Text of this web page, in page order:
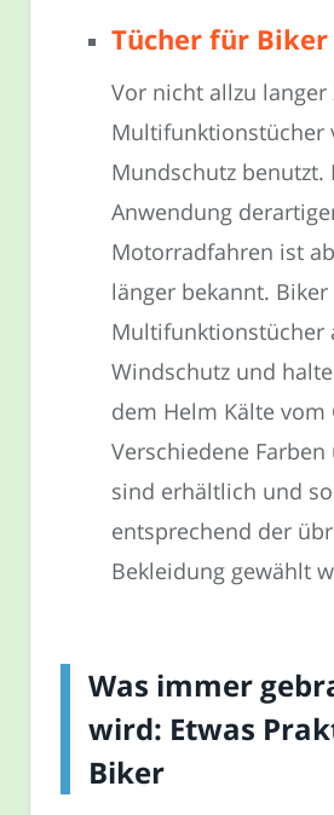
Tücher für Biker
Vor nicht allzu langer
Multifunktionstücher
Mundschutz benutzt.
Anwendung
Motorradfahren ist
länger bekannt. Biker
Multifunktionstücher
Windschutz und
dem Helm Kälte vom
Verschiedene
sind erhältlich und
entsprechend der
Bekleidung gewählt
Was immer
wird: Etwas
Biker